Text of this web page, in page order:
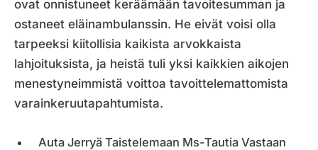
ovat onnistuneet keräämään tavoitesumman ja
ostaneet eläinambulanssin. He eivät voisi olla
tarpeeksi kiitollisia kaikista arvokkaista
lahjoituksista, ja heistä tuli yksi kaikkien aikojen
menestyneimmistä voittoa tavoittelemattomista
varainkeruutapahtumista.
Auta Jerryä Taistelemaan Ms-Tautia Vastaan